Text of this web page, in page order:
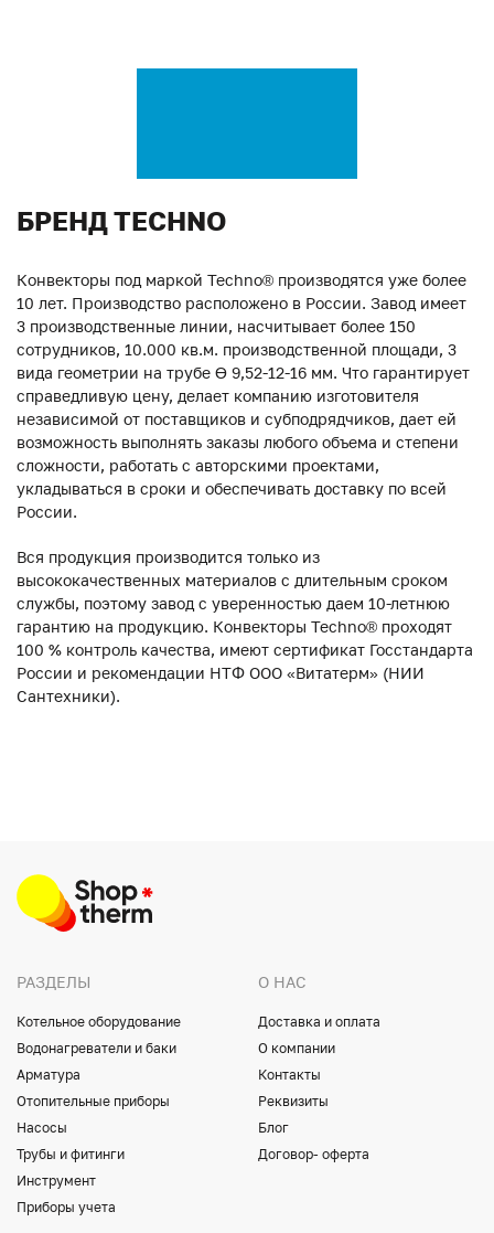
БРЕНД TECHNO
Конвекторы под маркой Techno® производятся уже более
10 лет. Производство расположено в России. Завод имеет
3 производственные линии, насчитывает более 150
сотрудников, 10.000 кв.м. производственной площади, 3
вида геометрии на трубе ϴ 9,52-12-16 мм. Что гарантирует
справедливую цену, делает компанию изготовителя
независимой от поставщиков и субподрядчиков, дает ей
возможность выполнять заказы любого объема и степени
сложности, работать с авторскими проектами,
укладываться в сроки и обеспечивать доставку по всей
России.
Вся продукция производится только из
высококачественных материалов с длительным сроком
службы, поэтому завод с уверенностью даем 10-летнюю
гарантию на продукцию. Конвекторы Techno® проходят
100 % контроль качества, имеют сертификат Госстандарта
России и рекомендации НТФ ООО «Витатерм» (НИИ
Сантехники).
РАЗДЕЛЫ
Котельное оборудование
Водонагреватели и баки
Арматура
Отопительные приборы
Насосы
Трубы и фитинги
Инструмент
Приборы учета
О НАС
Доставка и оплата
О компании
Контакты
Реквизиты
Блог
Договор- оферта